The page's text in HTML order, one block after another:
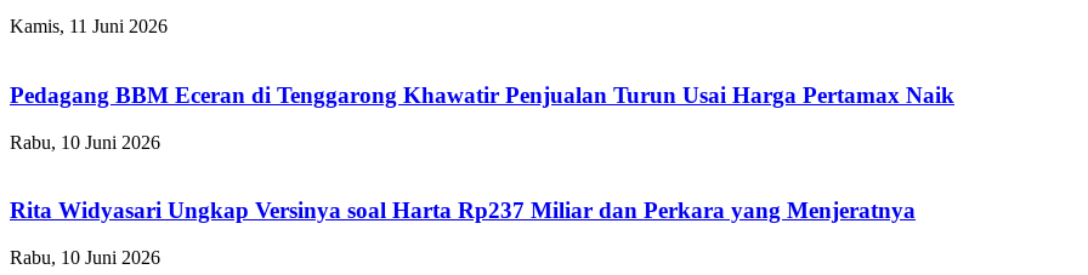
Kamis, 11 Juni 2026
Pedagang BBM Eceran di Tenggarong Khawatir Penjualan Turun Usai Harga Pertamax Naik
Rabu, 10 Juni 2026
Rita Widyasari Ungkap Versinya soal Harta Rp237 Miliar dan Perkara yang Menjeratnya
Rabu, 10 Juni 2026